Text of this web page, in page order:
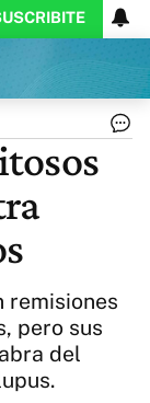
remisiones
pero sus
del